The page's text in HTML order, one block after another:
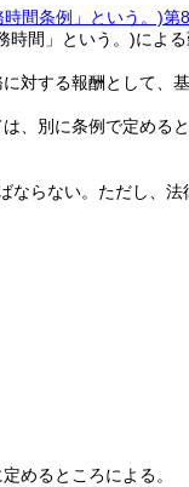
間条例」という。)第
時間」という。)によ
対する報酬として、
、別に条例で定める
ならない。 ただし、法
めるところによる。